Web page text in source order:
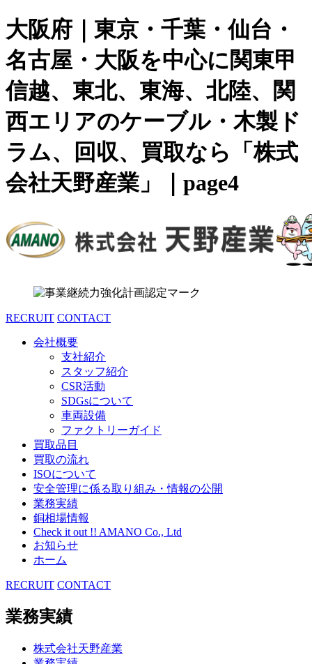
大阪府｜東京・千葉・仙台・
名古屋・大阪を中心に関東甲
信越、東北、東海、北陸、関
西エリアのケーブル・木製ド
ラム、回収、買取なら「株式
会社天野産業」｜page4
RECRUIT CONTACT
会社概要
支社紹介
スタッフ紹介
CSR活動
SDGsについて
車両設備
ファクトリーガイド
買取品目
買取の流れ
ISOについて
安全管理に係る取り組み・情報の公開
業務実績
銅相場情報
Check it out !! AMANO Co., Ltd
お知らせ
ホーム
RECRUIT CONTACT
業務実績
株式会社天野産業